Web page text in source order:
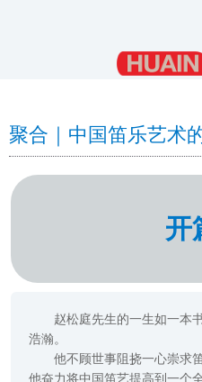
聚合｜中国笛乐艺术
开
赵松庭先生的一生如一本
浩瀚。
他不顾世事阻挠一心崇求笛
他奋力将中国笛艺提高到一个